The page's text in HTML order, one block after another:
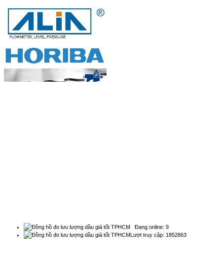
đo lưu lư...
Đồng hồ đo lưu lượng, thiết bị
thống kê ...
Đồng hồ đo lưu lượng dùng để thống kế,
đ...
Đồng hồ đo lưu lượng nước thải kênh
hở b...
Đang online: 9
Lượt truy cập: 1852863